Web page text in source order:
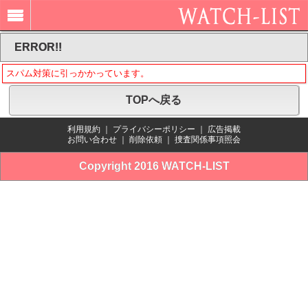
ERROR!!
スパム対策に引っかかっています。
TOPへ戻る
利用規約 プライバシーポリシー
広告掲載
お問い合わせ
削除依頼 捜査関係事項照会
Copyright 2016 WATCH-LIST